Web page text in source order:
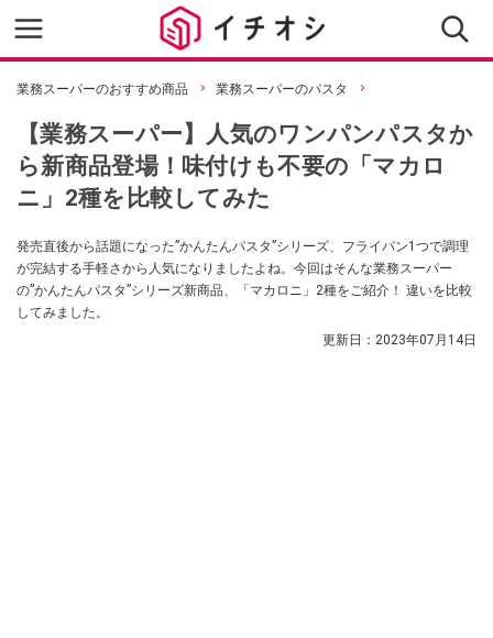
業務スーパーのおすすめ商品 業務スーパーのパスタ
【業務スーパー】人気のワンパンパスタか
ら新商品登場！味付けも不要の「マカロ
ニ」2種を比較してみた
発売直後から話題になった”かんたんパスタ”シリーズ、フライパン1つで調理
が完結する手軽さから人気になりましたよね。今回はそんな業務スーパー
の”かんたんパスタ”シリーズ新商品、「マカロニ」2種をご紹介！ 違いを比較
してみました。
更新日： 2023年07月14日